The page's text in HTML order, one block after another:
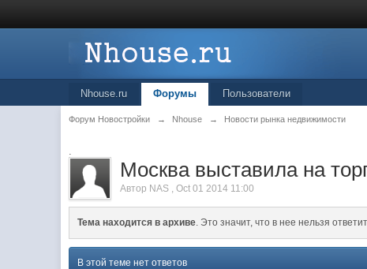
Nhouse.ru Форумы Пользователи
Форум Новостройки → Nhouse → Новости рынка недвижимости
.
Москва выставила на
Автор NAS ,Oct 01 2014 11:00
Тема находится в архиве. Это значит, что в нее нельзя
В этой теме нет ответов